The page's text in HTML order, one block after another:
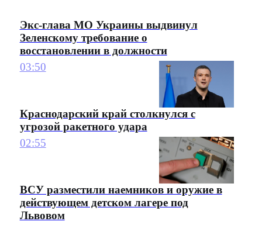
Экс-глава МО Украины выдвинул
Зеленскому требование о
восстановлении в должности
03:50
Краснодарский край столкнулся с
угрозой ракетного удара
02:55
ВСУ разместили наемников и оружие в
действующем детском лагере под
Львовом